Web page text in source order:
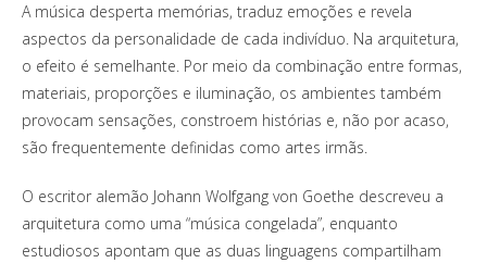
A música desperta memórias, traduz emoções e revela
aspectos da personalidade de cada indivíduo. Na arquitetura,
o efeito é semelhante. Por meio da combinação entre formas,
materiais, proporções e iluminação, os ambientes também
provocam sensações, constroem histórias e, não por acaso,
são frequentemente definidas como artes irmãs.
O escritor alemão Johann Wolfgang von Goethe descreveu a
arquitetura como uma “música congelada”, enquanto
estudiosos apontam que as duas linguagens compartilham